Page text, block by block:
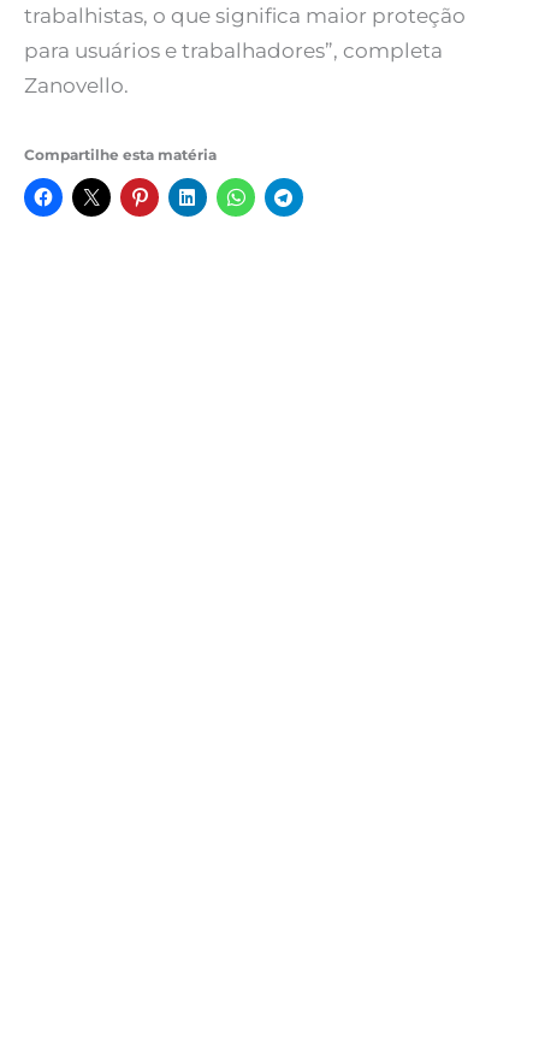
trabalhistas, o que significa maior proteção
para usuários e trabalhadores”, completa
Zanovello.
Compartilhe esta matéria